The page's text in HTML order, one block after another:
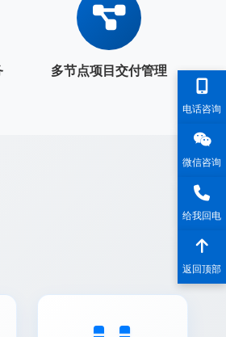
多节点项目交付管理
电话咨询
微信咨询
给我回电
返回顶部